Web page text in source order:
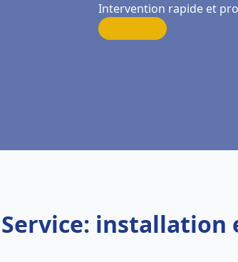
Intervention rapide et
Service: installation